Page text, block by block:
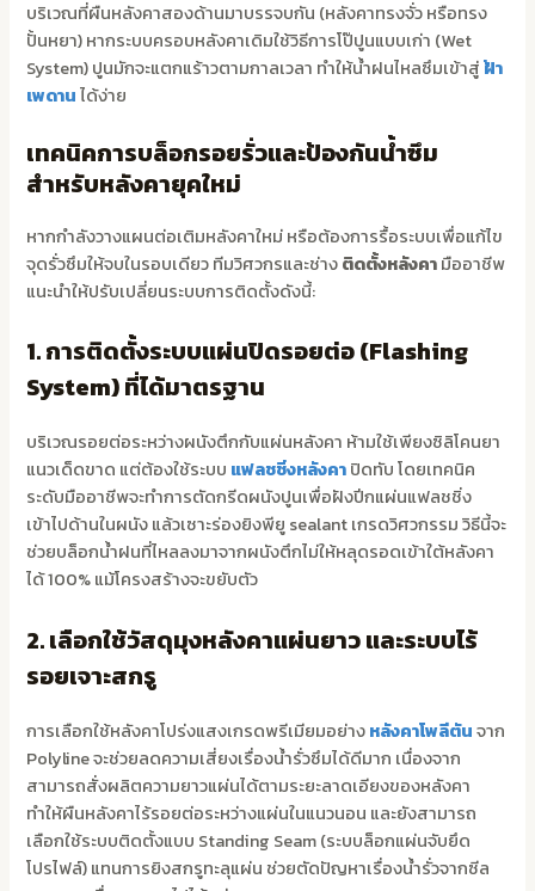
บริเวณที่ผืนหลังคาสองด้านมาบรรจบกัน (หลังคาทรงจั่ว หรือทรง
ปั้นหยา) หากระบบครอบหลังคาเดิมใช้วิธีการโป๊ปูนแบบเก่า (Wet
System) ปูนมักจะแตกแร้าวตามกาลเวลา ทำให้น้ำฝนไหลซึมเข้าสู่ฝ้า
เพดานได้ง่าย
เทคนิคการบล็อกรอยรั่วและป้องกันน้ำซึม
สำหรับหลังคายุคใหม่
หากกำลังวางแผนต่อเติมหลังคาใหม่ หรือต้องการรื้อระบบเพื่อแก้ไข
จุดรั่วซึมให้จบในรอบเดียว ทีมวิศวกรและช่างติดตั้งหลังคามืออาชีพ
แนะนำให้ปรับเปลี่ยนระบบการติดตั้งดังนี้:
1. การติดตั้งระบบแผ่นปิดรอยต่อ (Flashing
System) ที่ได้มาตรฐาน
บริเวณรอยต่อระหว่างผนังตึกกับแผ่นหลังคา ห้ามใช้เพียงซิลิโคนยา
แนวเด็ดขาด แต่ต้องใช้ระบบ แฟลชชิ่งหลังคาปิดทับ โดยเทคนิค
ระดับมืออาชีพจะทำการตัดกรีดผนังปูนเพื่อฝังปีกแผ่นแฟลชชิ่ง
เข้าไปด้านในผนัง แล้วเซาะร่องยิงพียู sealant เกรดวิศวกรรม วิธีนี้จะ
ช่วยบล็อกน้ำฝนที่ไหลลงมาจากผนังตึกไม่ให้หลุดรอดเข้าใต้หลังคา
ได้ 100% แม้โครงสร้างจะขยับตัว
2. เลือกใช้วัสดุมุงหลังคาแผ่นยาว และระบบไร้
รอยเจาะสกรู
การเลือกใช้หลังคาโปร่งแสงเกรดพรีเมียมอย่างหลังคาโพลีตันจาก
Polyline จะช่วยลดความเสี่ยงเรื่องน้ำรั่วซึมได้ดีมาก เนื่องจาก
สามารถสั่งผลิตความยาวแผ่นได้ตามระยะลาดเอียงของหลังคา
ทำให้ผืนหลังคาไร้รอยต่อระหว่างแผ่นในแนวนอน และยังสามารถ
เลือกใช้ระบบติดตั้งแบบ Standing Seam (ระบบล็อกแผ่นจับยึด
โปรไฟล์) แทนการยิงสกรูทะลุแผ่น ช่วยตัดปัญหาเรื่องน้ำรั่วจากซีล